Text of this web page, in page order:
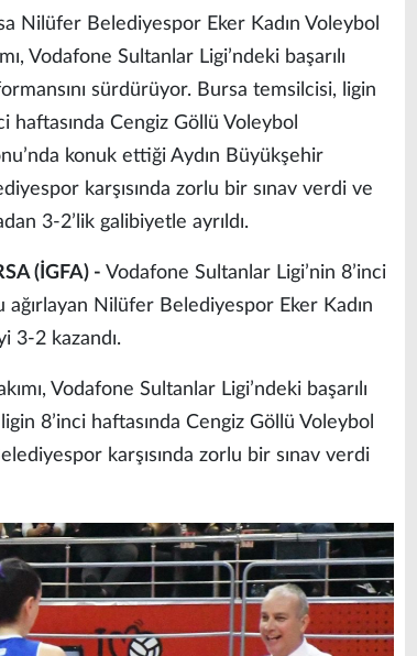
Nilüfer Belediyespor Eker Kadın Voleybol
Vodafone Sultanlar Ligi’ndeki başarılı
sürdürüyor. Bursa temsilcisi, ligin
haftasında Cengiz Göllü Voleybol
konuk ettiği Aydın Büyükşehir
karşısında zorlu bir sınav verdi ve
3-2’lik galibiyetle ayrıldı.
(İGFA) - Vodafone Sultanlar Ligi’nin 8’inci
ağırlayan Nilüfer Belediyespor Eker Kadın
3-2 kazandı.
Vodafone Sultanlar Ligi’ndeki başarılı
8’inci haftasında Cengiz Göllü Voleybol
karşısında zorlu bir sınav verdi